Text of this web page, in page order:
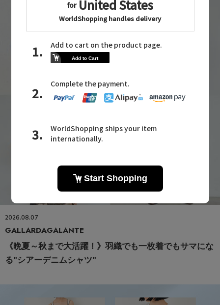
2026.08.07
GALLARDAGALANTE
《晩夏～秋まで大活躍！》羽織でも一枚着でもサマにな
る"シアーデニムシャツ"